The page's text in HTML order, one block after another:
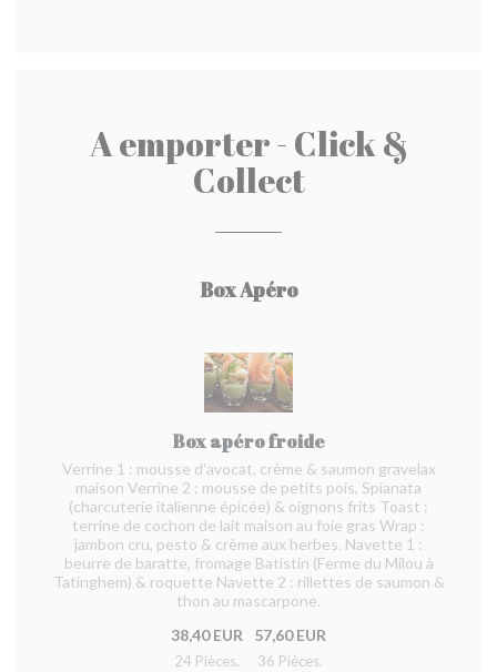
A emporter - Click &
Collect
Box Apéro
Box apéro froide
Verrine 1 : mousse d'avocat, crème & saumon gravelax
maison Verrine 2 : mousse de petits pois, Spianata
(charcuterie italienne épicée) & oignons frits Toast :
terrine de cochon de lait maison au foie gras Wrap :
jambon cru, pesto & crème aux herbes. Navette 1 :
beurre de baratte, fromage Batistin (Ferme du Milou à
Tatinghem) & roquette Navette 2 : rillettes de saumon &
thon au mascarpone.
38,40 EUR
24 Pièces.
57,60 EUR
36 Pièces.